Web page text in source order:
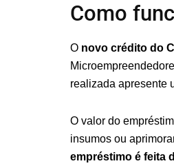
Como
O novo crédito do
realizada apresente
O valor do
insumos ou
empréstimo é feita